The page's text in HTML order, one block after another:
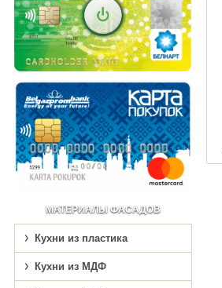
МАТЕРИАЛЫ ФАСАДОВ
Кухни из пластика
Кухни из МДФ